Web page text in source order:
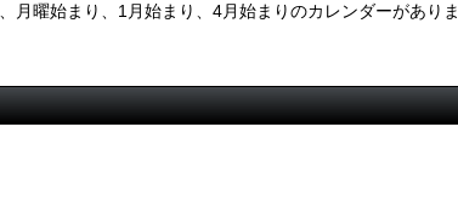
月曜始まり、1月始まり、4月始まりのカレンダーがありま